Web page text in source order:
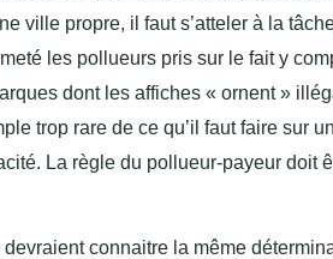
ville propre, il faut s’atteler à la
les pollueurs pris sur le fait y
dont les affiches « ornent »
trop rare de ce qu’il faut faire sur
La règle du pollueur-payeur
connaitre la même